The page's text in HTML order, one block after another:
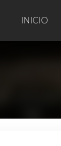
INICIO